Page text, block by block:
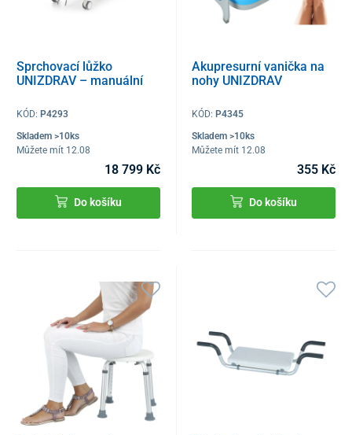
Sprchovací lůžko
UNIZDRAV – manuální
KÓD: P4293
Skladem >10ks
Můžete mít 12.08
18 799 Kč
Do košíku
Akupresurní vanička na
nohy UNIZDRAV
KÓD:P4345
Skladem >10ks
Můžete mít 12.08
355 Kč
Do košíku